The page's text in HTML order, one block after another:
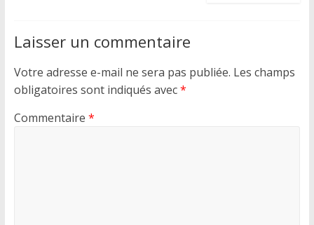
Laisser un commentaire
Votre adresse e-mail ne sera pas publiée. Les champs
obligatoires sont indiqués avec*
Commentaire *